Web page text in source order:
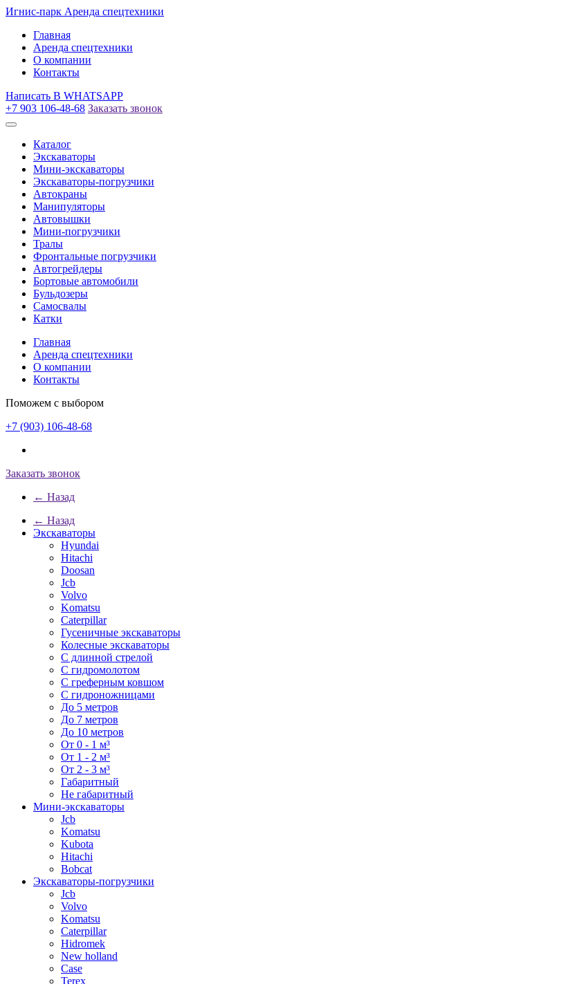
Игнис-парк Аренда спецтехники
Главная
Аренда спецтехники
О компании
Контакты
Написать В WHATSAPP
+7 903 106-48-68 Заказать звонок
Каталог
Экскаваторы
Мини-экскаваторы
Экскаваторы-погрузчики
Автокраны
Манипуляторы
Автовышки
Мини-погрузчики
Тралы
Фронтальные погрузчики
Автогрейдеры
Бортовые автомобили
Бульдозеры
Самосвалы
Катки
Главная
Аренда спецтехники
О компании
Контакты
Поможем с выбором
+7 (903) 106-48-68
Заказать звонок
← Назад
← Назад
Экскаваторы
Hyundai
Hitachi
Doosan
Jcb
Volvo
Komatsu
Caterpillar
Гусеничные экскаваторы
Колесные экскаваторы
С длинной стрелой
С гидромолотом
С греферным ковшом
С гидроножницами
До 5 метров
До 7 метров
До 10 метров
От 0 - 1 м³
От 1 - 2 м³
От 2 - 3 м³
Габаритный
Не габаритный
Мини-экскаваторы
Jcb
Komatsu
Kubota
Hitachi
Bobcat
Экскаваторы-погрузчики
Jcb
Volvo
Komatsu
Caterpillar
Hidromek
New holland
Case
Terex